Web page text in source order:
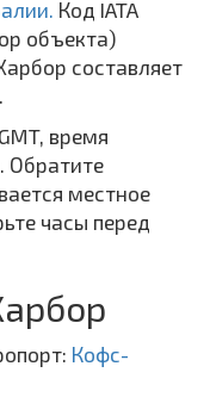
Код IATA
объекта)
составляет
время
Обратите
местное
часы перед
Кофс-